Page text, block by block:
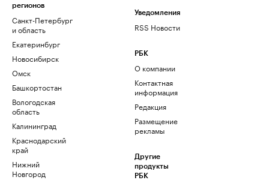
регионов
Санкт-Петербург
и область
Екатеринбург
Новосибирск
Омск
Башкортостан
Вологодская
область
Калининград
Краснодарский
край
Нижний
Новгород
Уведомления
RSS Новости
РБК
О компании
Контактная
информация
Редакция
Размещение
рекламы
Другие
продукты
РБК